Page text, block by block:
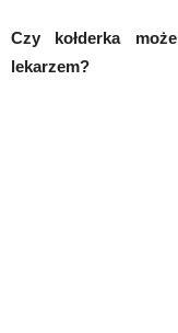
Czy kołderka
lekarzem?